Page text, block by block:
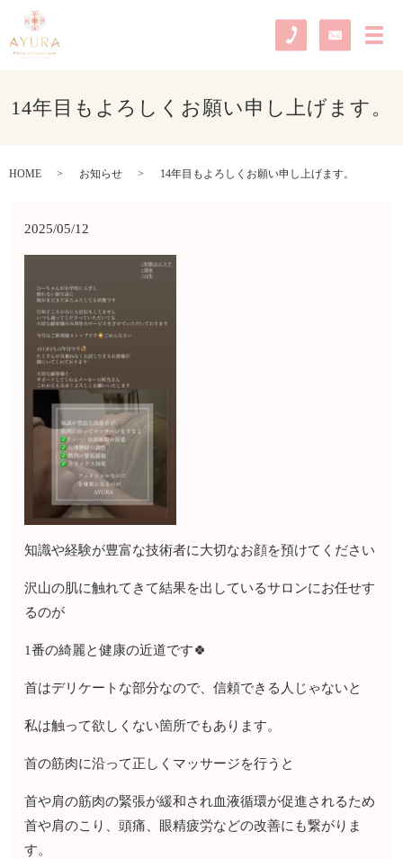
メ
14年目もよろしくお願い申し上げます。
HOME お知らせ 14年目もよろしくお願い申し上げます。
2025/05/12
知識や経験が豊富な技術者に大切なお顔を預けてください
沢山の肌に触れてきて結果を出しているサロンにお任せす
るのが
1番の綺麗と健康の近道です🍀
首はデリケートな部分なので、信頼できる人じゃないと
私は触って欲しくない箇所でもあります。
首の筋肉に沿って正しくマッサージを行うと
首や肩の筋肉の緊張が緩和され血液循環が促進されるため
首や肩のこり、頭痛、眼精疲労などの改善にも繋がりま
す。